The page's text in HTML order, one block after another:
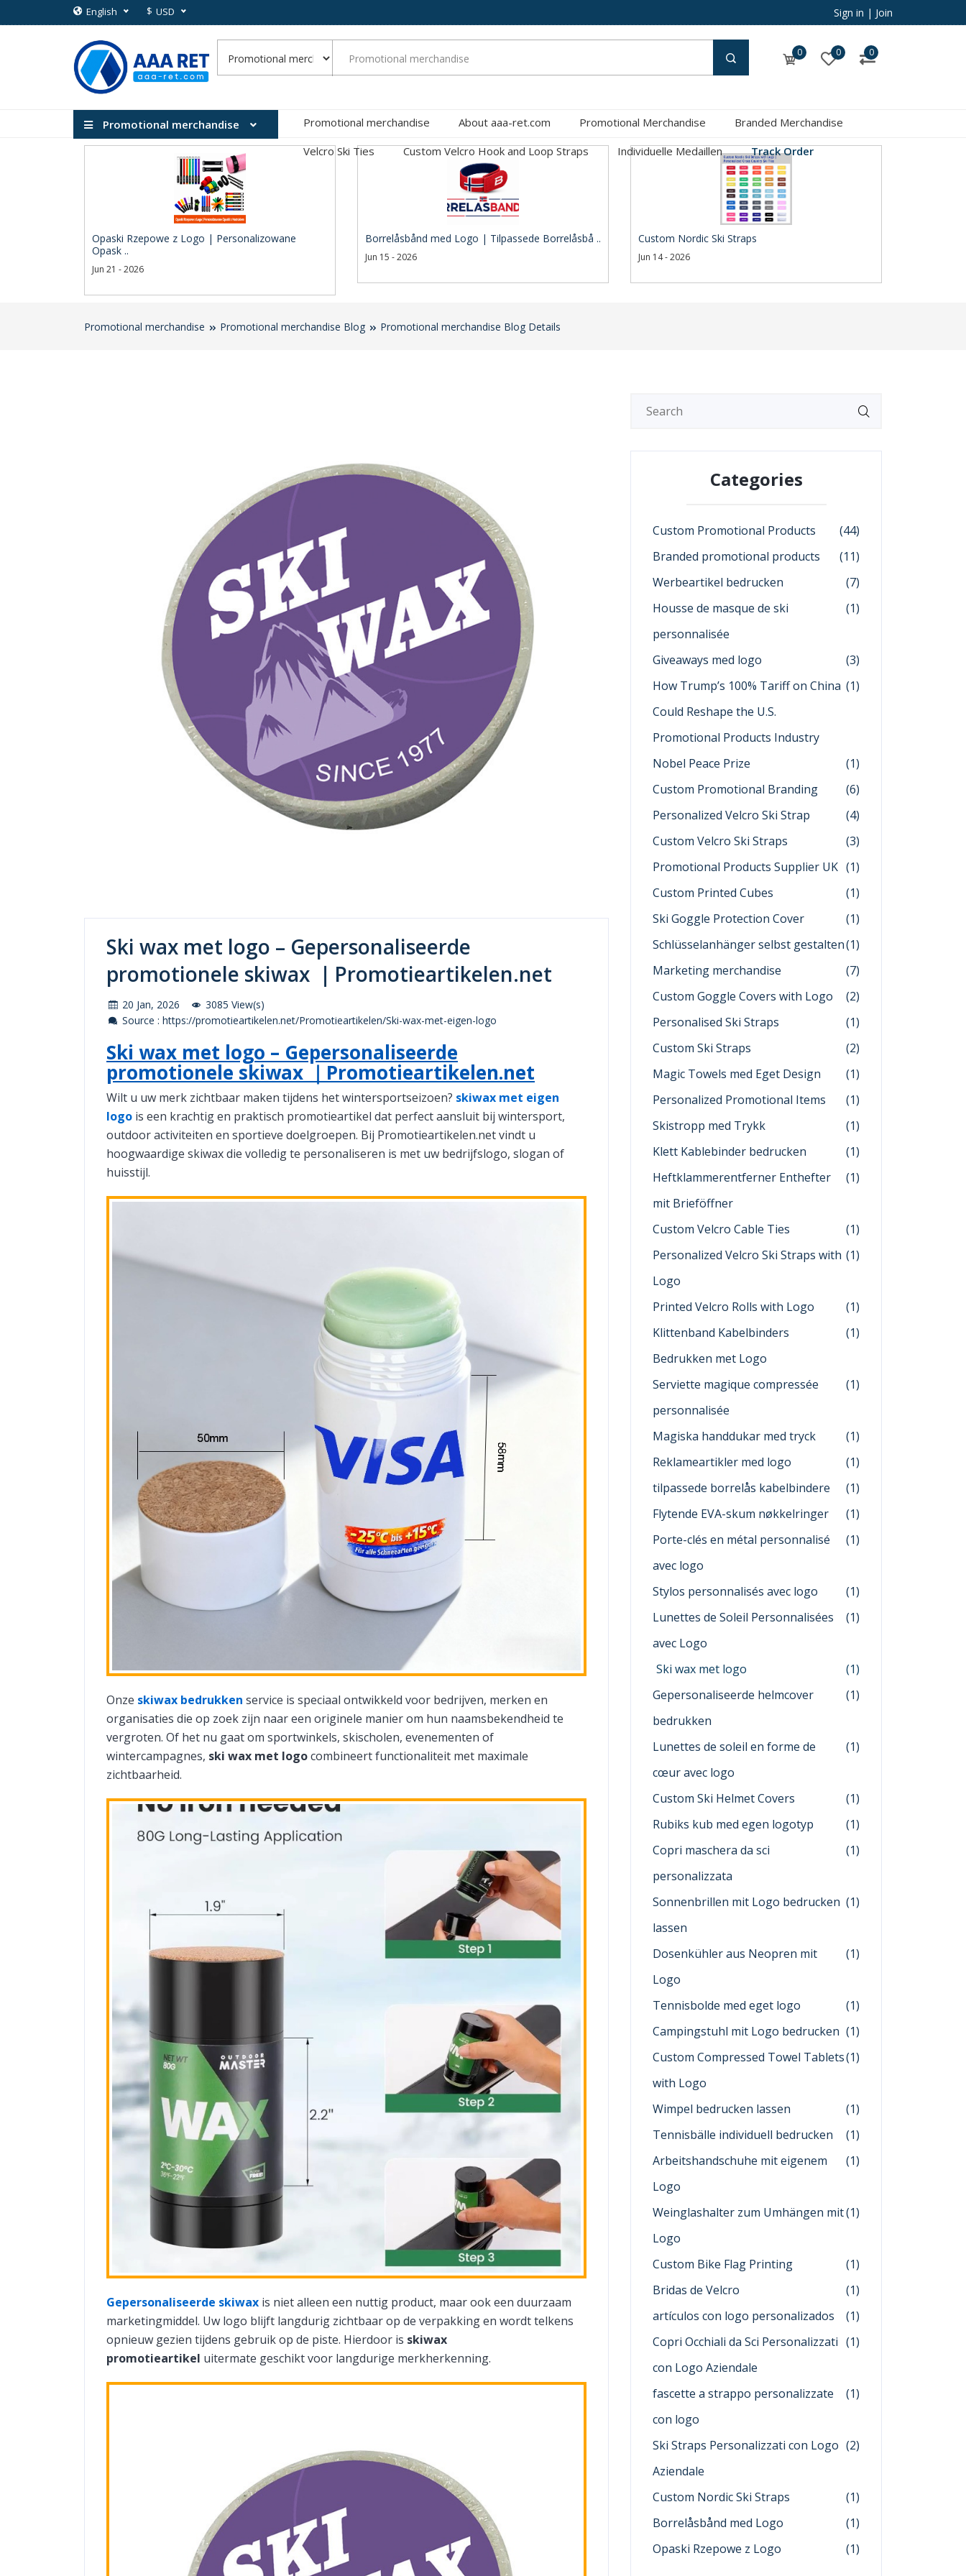
English $ USD Sign in | Join
0 0 0
Promotional merchandise Promotional merchandise About aaa-ret.com Promotional Merchandise
Branded Merchandise
Velcro Ski Ties
Custom Velcro Hook and Loop Straps Individuelle Medaillen Track Order
Opaski Rzepowe z Logo | Personalizowane
Opask ..
Jun 21 - 2026
Borrelåsbånd med Logo | Tilpassede Borrelåsbå ..
Jun 15 - 2026
Custom Nordic Ski Straps
Jun 14 - 2026
Promotional merchandise Promotional merchandise Blog Promotional merchandise Blog Details
Ski wax met logo – Gepersonaliseerde
promotionele skiwax ｜Promotieartikelen.net
20 Jan, 2026
3085 View(s)
Source : https://promotieartikelen.net/Promotieartikelen/Ski-wax-met-eigen-logo
Ski wax met logo – Gepersonaliseerde
promotionele skiwax ｜Promotieartikelen.net
Wilt u uw merk zichtbaar maken tijdens het wintersportseizoen? skiwax met eigen
logo is een krachtig en praktisch promotieartikel dat perfect aansluit bij wintersport,
outdoor activiteiten en sportieve doelgroepen. Bij Promotieartikelen.net vindt u
hoogwaardige skiwax die volledig te personaliseren is met uw bedrijfslogo, slogan of
huisstijl.
Onze skiwax bedrukken service is speciaal ontwikkeld voor bedrijven, merken en
organisaties die op zoek zijn naar een originele manier om hun naamsbekendheid te
vergroten. Of het nu gaat om sportwinkels, skischolen, evenementen of
wintercampagnes, ski wax met logocombineert functionaliteit met maximale
zichtbaarheid.
Gepersonaliseerde skiwax is niet alleen een nuttig product, maar ook een duurzaam
marketingmiddel. Uw logo blijft langdurig zichtbaar op de verpakking en wordt telkens
opnieuw gezien tijdens gebruik op de piste. Hierdoor is skiwax
promotieartikel uitermate geschikt voor langdurige merkherkenning.
Categories
Custom Promotional Products
(44)
Branded promotional products
(11)
Werbeartikel bedrucken
(7)
Housse de masque de ski
personnalisée
(1)
Giveaways med logo
(3)
How Trump’s 100% Tariff on China
Could Reshape the U.S.
Promotional Products Industry
(1)
Nobel Peace Prize
(1)
Custom Promotional Branding
(6)
Personalized Velcro Ski Strap
(4)
Custom Velcro Ski Straps
(3)
Promotional Products Supplier UK (1)
Custom Printed Cubes
(1)
Ski Goggle Protection Cover
(1)
Schlüsselanhänger selbst gestalten(1)
Marketing merchandise
(7)
Custom Goggle Covers with Logo
(2)
Personalised Ski Straps
(1)
Custom Ski Straps
(2)
Magic Towels med Eget Design
(1)
Personalized Promotional Items
(1)
Skistropp med Trykk
(1)
Klett Kablebinder bedrucken
(1)
Heftklammerentferner Enthefter
mit Brieföffner
(1)
Custom Velcro Cable Ties
(1)
Personalized Velcro Ski Straps with
Logo
(1)
Printed Velcro Rolls with Logo
(1)
Klittenband Kabelbinders
Bedrukken met Logo
(1)
Serviette magique compressée
personnalisée
(1)
Magiska handdukar med tryck
(1)
Reklameartikler med logo
(1)
tilpassede borrelås kabelbindere
(1)
Flytende EVA-skum nøkkelringer
(1)
Porte-clés en métal personnalisé
avec logo
(1)
Stylos personnalisés avec logo
(1)
Lunettes de Soleil Personnalisées
avec Logo
(1)
Ski wax met logo
(1)
Gepersonaliseerde helmcover
bedrukken
(1)
Lunettes de soleil en forme de
cœur avec logo
(1)
Custom Ski Helmet Covers
(1)
Rubiks kub med egen logotyp
(1)
Copri maschera da sci
personalizzata
(1)
Sonnenbrillen mit Logo bedrucken
lassen
(1)
Dosenkühler aus Neopren mit
Logo
(1)
Tennisbolde med eget logo
(1)
Campingstuhl mit Logo bedrucken (1)
Custom Compressed Towel Tablets
with Logo
(1)
Wimpel bedrucken lassen
(1)
Tennisbälle individuell bedrucken
(1)
Arbeitshandschuhe mit eigenem
Logo
(1)
Weinglashalter zum Umhängen mit
Logo
(1)
Custom Bike Flag Printing
(1)
Bridas de Velcro
(1)
artículos con logo personalizados
(1)
Copri Occhiali da Sci Personalizzati
con Logo Aziendale
(1)
fascette a strappo personalizzate
con logo
(1)
Ski Straps Personalizzati con Logo
Aziendale
(2)
Custom Nordic Ski Straps
(1)
Borrelåsbånd med Logo
(1)
Opaski Rzepowe z Logo
(1)